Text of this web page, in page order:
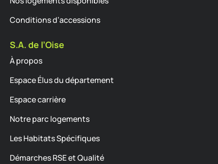
Conditions d’accessions
S.A. de l’Oise
À propos
Espace Élus du département
Espace carrière
Notre parc logements
Les Habitats Spécifiques
Démarches RSE et Qualité